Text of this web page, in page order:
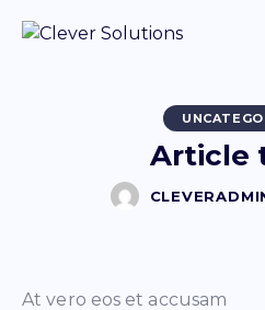
Article
At vero eos et accusam